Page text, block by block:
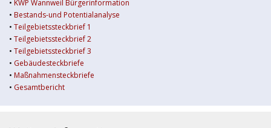
• KWP Wannweil Bürgerinformation
• Bestands-und Potentialanalyse
• Teilgebietssteckbrief 1
• Teilgebietssteckbrief 2
• Teilgebietssteckbrief 3
• Gebäudesteckbriefe
• Maßnahmensteckbriefe
• Gesamtbericht